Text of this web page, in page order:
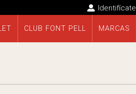
Identifícate
CLUB FONT PELL MARCAS